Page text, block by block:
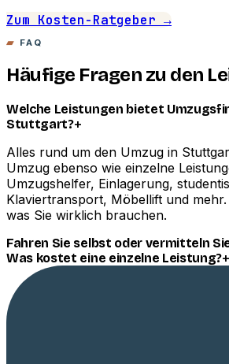
Zum Kosten-Ratgeber →
FAQ
Häufige Fragen zu den
Welche Leistungen bietet
Stuttgart?+
Alles rund um den Umzug in
Umzug ebenso wie einzelne
Umzugshelfer, Einlagerung,
Klaviertransport, Möbellift und
was Sie wirklich brauchen.
Fahren Sie selbst oder vermitteln
Was kostet eine einzelne Leistung?+